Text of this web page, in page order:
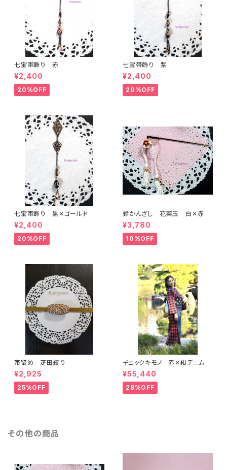
七宝帯飾り 赤
¥2,400
20%OFF
七宝帯飾り 紫
¥2,400
20%OFF
七宝帯飾り 黒✕ゴールド
¥2,400
20%OFF
鈴かんざし 花薬玉 白✕赤
¥3,780
10%OFF
帯留め 疋田絞り
¥2,925
25%OFF
チェックキモノ 赤✕紺デニム
¥55,440
28%OFF
その他の商品